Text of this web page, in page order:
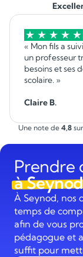
« Mon fils a
un professeur
besoins et ses
scolaire. »
Claire B.
Une note de 4,8
Prendre
à Seynod
À Seynod, nos
temps de
afin de vous
pédagogue et
suffit pour